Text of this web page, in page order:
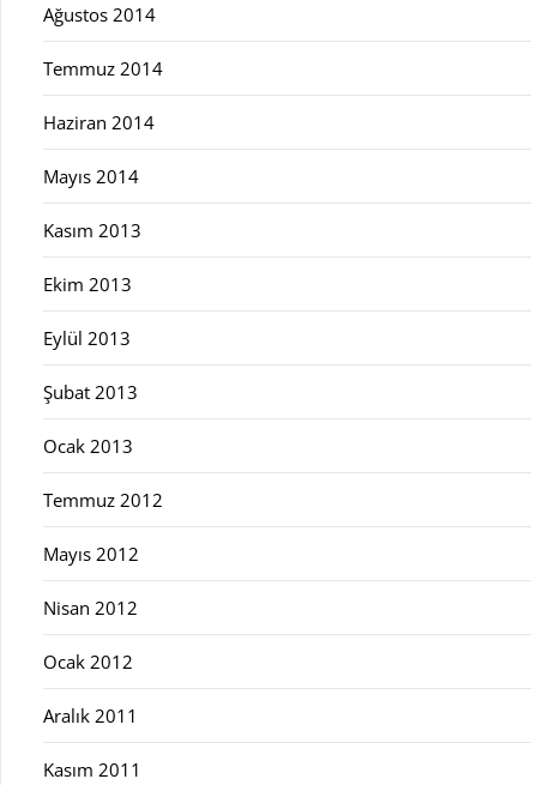
Ağustos 2014
Temmuz 2014
Haziran 2014
Mayıs 2014
Kasım 2013
Ekim 2013
Eylül 2013
Şubat 2013
Ocak 2013
Temmuz 2012
Mayıs 2012
Nisan 2012
Ocak 2012
Aralık 2011
Kasım 2011